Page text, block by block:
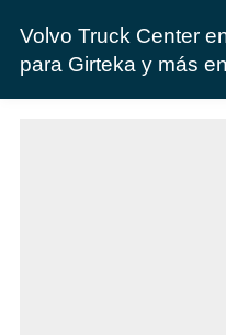
Volvo Truck Center
para Girteka y más